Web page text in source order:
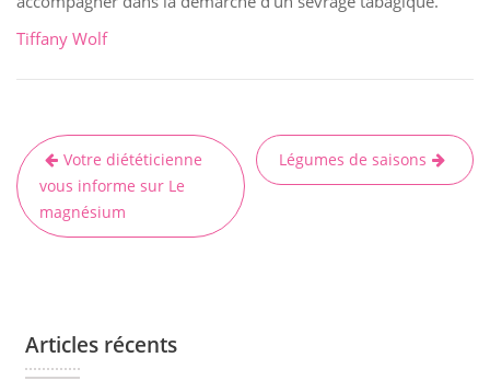
Tiffany Wolf
N
a
a
t
Votre diététicienne
vous informe sur Le
magnésium
Légumes de saisons
Articles récents